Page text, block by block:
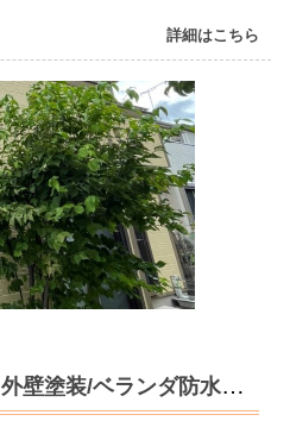
詳細はこちら
白岡市 屋根カバー・外壁塗装/ベランダ防水工事 T様邸